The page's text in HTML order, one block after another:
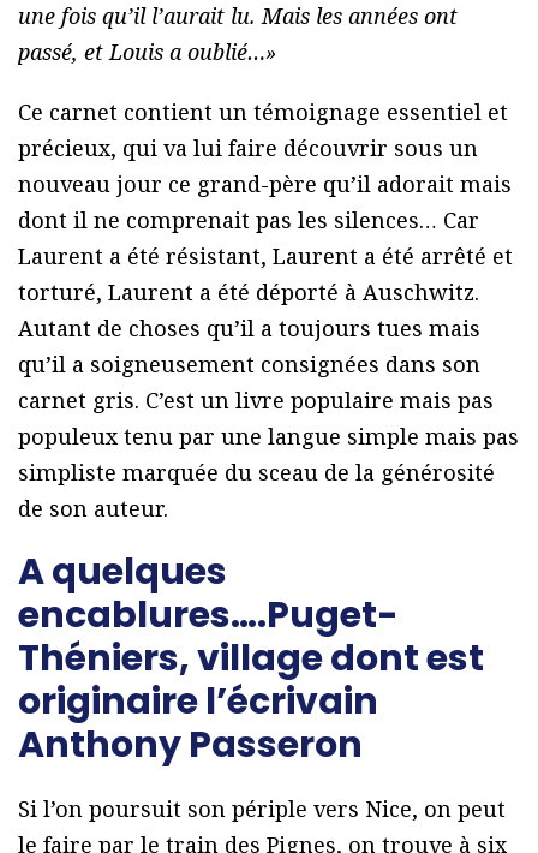
une fois qu’il l’aurait lu. Mais les années ont
passé, et Louis a oublié…»
Ce carnet contient un témoignage essentiel et
précieux, qui va lui faire découvrir sous un
nouveau jour ce grand-père qu’il adorait mais
dont il ne comprenait pas les silences… Car
Laurent a été résistant, Laurent a été arrêté et
torturé, Laurent a été déporté à Auschwitz.
Autant de choses qu’il a toujours tues mais
qu’il a soigneusement consignées dans son
carnet gris. C’est un livre populaire mais pas
populeux tenu par une langue simple mais pas
simpliste marquée du sceau de la générosité
de son auteur.
A quelques
encablures….Puget-
Théniers, village dont est
originaire l’écrivain
Anthony Passeron
Si l’on poursuit son périple vers Nice, on peut
le faire par le train des Pignes, on trouve à six